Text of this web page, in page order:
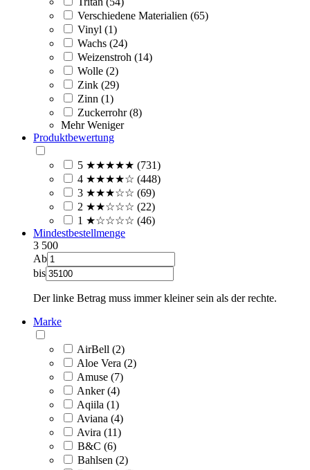
Verschiedene Materialien (65)
Vinyl (1)
Wachs (24)
Weizenstroh (14)
Wolle (2)
Zink (29)
Zinn (1)
Zuckerrohr (8)
Mehr Weniger
Produktbewertung
5 ★★★★★ (731)
4 ★★★★☆ (448)
3 ★★★☆☆ (69)
2 ★★☆☆☆ (22)
1 ★☆☆☆☆ (46)
Mindestbestellmenge
3 500
Ab
bis
Der linke Betrag muss immer kleiner sein als der rechte.
Marke
AirBell (2)
Aloe Vera (2)
Amuse (7)
Anker (4)
Aqiila (1)
Aviana (4)
Avira (11)
B&C (6)
Bahlsen (2)